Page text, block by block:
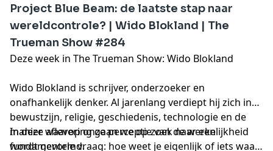
Project Blue Beam: de laatste stap naar
wereldcontrole? | Wido Blokland | The
Trueman Show #284
Deze week in The Trueman Show: Wido Blokland
Wido Blokland is schrijver, onderzoeker en
onafhankelijk denker. Al jarenlang verdiept hij zich in
bewustzijn, religie, geschiedenis, technologie en de
manier waarop onze perceptie van de werkelijkheid
wordt gevormd.
In deze aflevering gaan we op zoek naar een
fundamentele vraag: hoe weet je eigenlijk of iets waar